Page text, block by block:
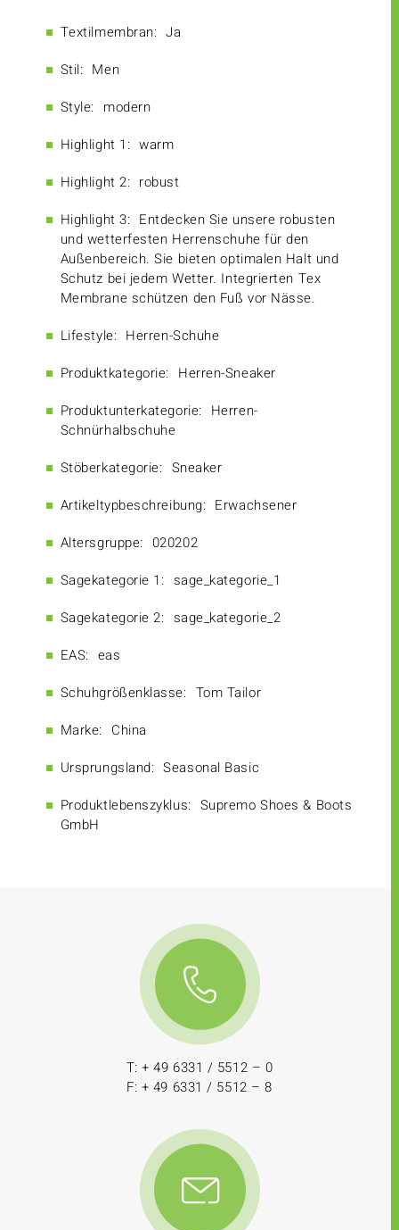
Textilmembran: Ja
Stil: Men
Style: modern
Highlight 1: warm
Highlight 2: robust
Highlight 3: Entdecken Sie unsere robusten
und wetterfesten Herrenschuhe für den
Außenbereich. Sie bieten optimalen Halt und
Schutz bei jedem Wetter. Integrierten Tex
Membrane schützen den Fuß vor Nässe.
Lifestyle: Herren-Schuhe
Produktkategorie: Herren-Sneaker
Produktunterkategorie: Herren-
Schnürhalbschuhe
Stöberkategorie: Sneaker
Artikeltypbeschreibung: Erwachsener
Altersgruppe: 020202
Sagekategorie 1: sage_kategorie_1
Sagekategorie 2: sage_kategorie_2
EAS: eas
Schuhgrößenklasse: Tom Tailor
Marke: China
Ursprungsland: Seasonal Basic
Produktlebenszyklus: Supremo Shoes & Boots
GmbH
T: + 49 6331 / 5512 – 0
F: + 49 6331 / 5512 – 8